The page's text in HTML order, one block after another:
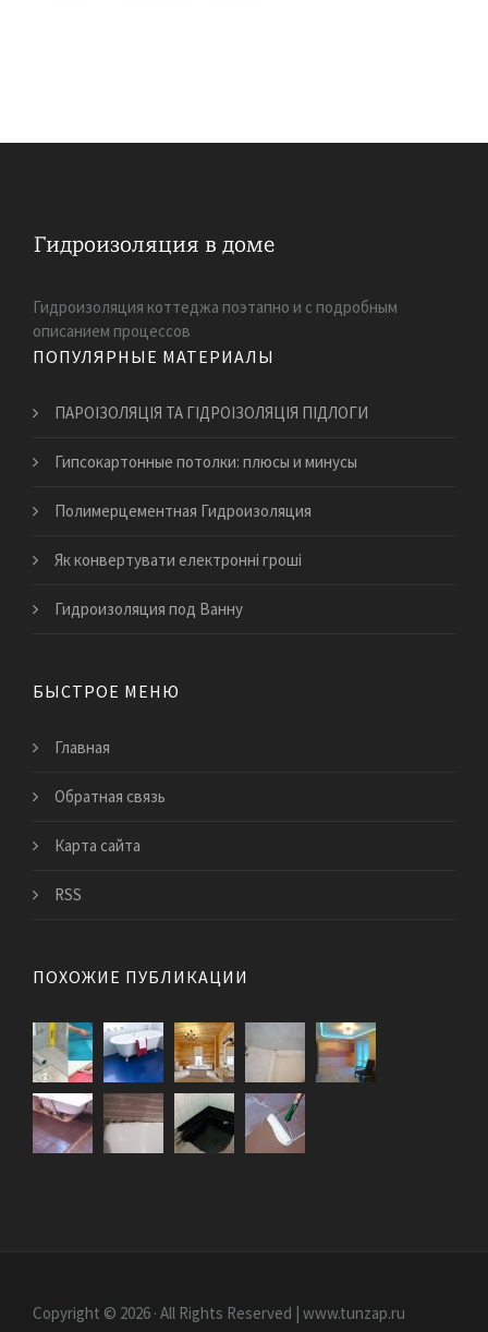
Гидроизоляция коттеджа поэтапно и с подробным
описанием процессов
ПОПУЛЯРНЫЕ МАТЕРИАЛЫ
ПАРОІЗОЛЯЦІЯ ТА ГІДРОІЗОЛЯЦІЯ ПІДЛОГИ
Гипсокартонные потолки: плюсы и минусы
Полимерцементная Гидроизоляция
​Як конвертувати електронні гроші
Гидроизоляция под Ванну
БЫСТРОЕ МЕНЮ
Главная
Обратная связь
Карта сайта
RSS
ПОХОЖИЕ ПУБЛИКАЦИИ
Copyright © 2026 · All Rights Reserved | www.tunzap.ru